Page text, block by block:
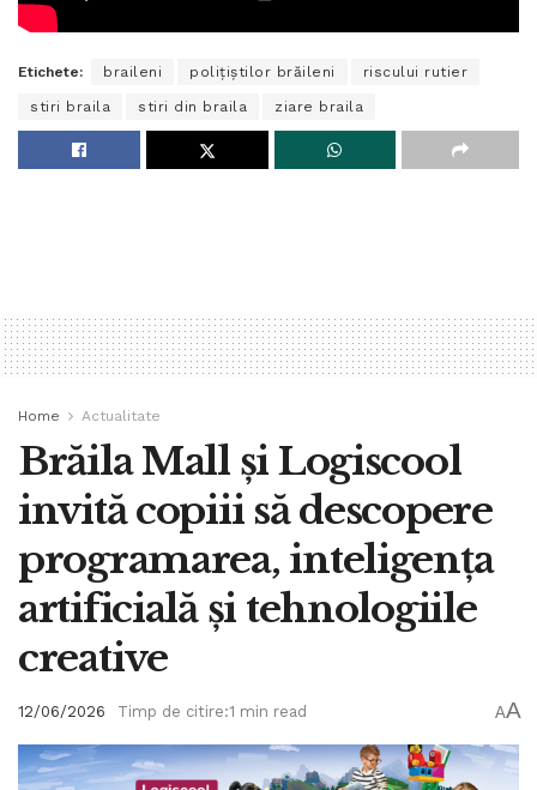
Etichete: braileni polițiștilor brăileni riscului rutier
stiri braila stiri din braila ziare braila
Home Actualitate
Brăila Mall și Logiscool
invită copiii să descopere
programarea, inteligența
artificială și tehnologiile
creative
12/06/2026 Timp de citire:1 min read AA